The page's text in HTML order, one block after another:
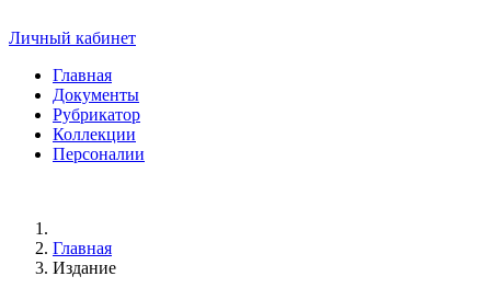
Личный кабинет
Главная
Документы
Рубрикатор
Коллекции
Персоналии
Главная
Издание